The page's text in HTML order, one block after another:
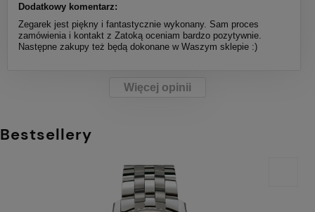
Dodatkowy komentarz:
Zegarek jest piękny i fantastycznie wykonany. Sam proces
zamówienia i kontakt z Zatoką oceniam bardzo pozytywnie.
Następne zakupy też będą dokonane w Waszym sklepie :)
Więcej opinii
Bestsellery